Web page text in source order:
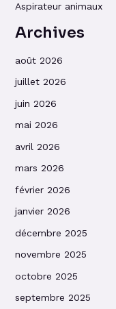
Aspirateur animaux
Archives
août 2026
juillet 2026
juin 2026
mai 2026
avril 2026
mars 2026
février 2026
janvier 2026
décembre 2025
novembre 2025
octobre 2025
septembre 2025